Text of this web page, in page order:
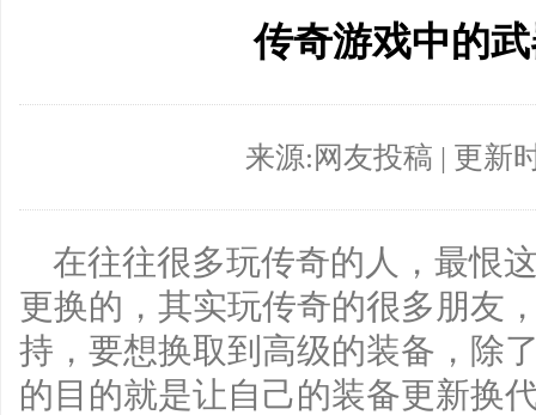
传奇游戏中的
来源:网友投稿 | 更新
在往往很多玩传奇的人，最恨
更换的，其实玩传奇的很多朋友
持，要想换取到高级的装备，除
的目的就是让自己的装备更新换